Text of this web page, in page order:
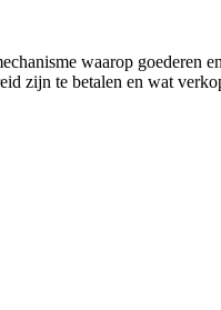
waarop
zijn te betalen en wat